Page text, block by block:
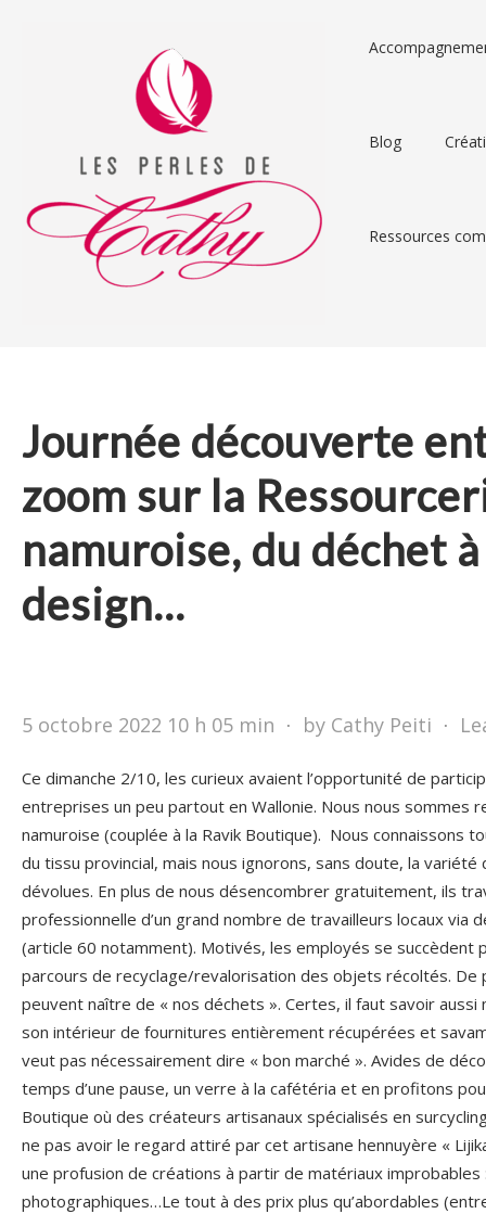
Blog
Ressources
Journée découverte
zoom sur la
namuroise, du déchet
design…
5 octobre 2022 10 h 05 min ⋅ by Cathy Peiti ⋅
Ce dimanche 2/10, les curieux avaient l’opportunité de
entreprises un peu partout en Wallonie. Nous nous sommes
namuroise (couplée à la Ravik Boutique). Nous connaissons
du tissu provincial, mais nous ignorons, sans doute, la variété
dévolues. En plus de nous désencombrer gratuitement, ils
professionnelle d’un grand nombre de travailleurs locaux via
(article 60 notamment). Motivés, les employés se succèdent
parcours de recyclage/revalorisation des objets récoltés. De
peuvent naître de « nos déchets ». Certes, il faut savoir
son intérieur de fournitures entièrement récupérées et
veut pas nécessairement dire « bon marché ». Avides de
temps d’une pause, un verre à la cafétéria et en profitons
Boutique où des créateurs artisanaux spécialisés en
ne pas avoir le regard attiré par cet artisane hennuyère «
une profusion de créations à partir de matériaux
photographiques…Le tout à des prix plus qu’abordables